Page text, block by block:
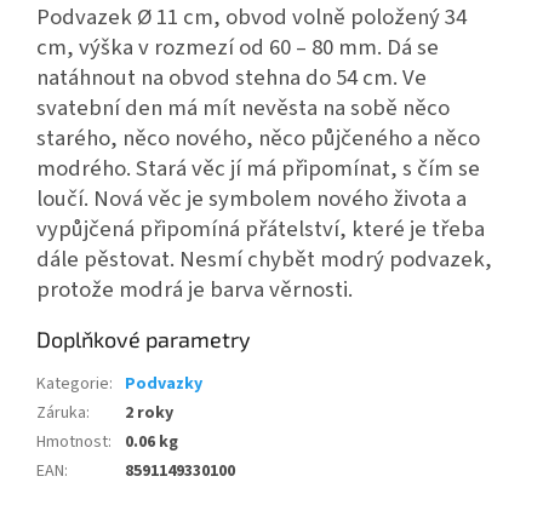
Podvazek Ø 11 cm, obvod volně položený 34
cm, výška v rozmezí od 60 – 80 mm. Dá se
natáhnout na obvod stehna do 54 cm. Ve
svatební den má mít nevěsta na sobě něco
starého, něco nového, něco půjčeného a něco
modrého. Stará věc jí má připomínat, s čím se
loučí. Nová věc je symbolem nového života a
vypůjčená připomíná přátelství, které je třeba
dále pěstovat. Nesmí chybět modrý podvazek,
protože modrá je barva věrnosti.
Doplňkové parametry
Kategorie: Podvazky
Záruka:
2 roky
Hmotnost:
0.06 kg
EAN: 8591149330100